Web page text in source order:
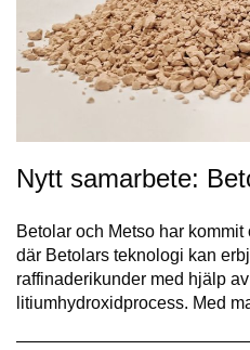
Nytt samarbete:
Betolar och Metso har
där Betolars teknologi kan
raffinaderikunder med hjälp
litiumhydroxidprocess. Med